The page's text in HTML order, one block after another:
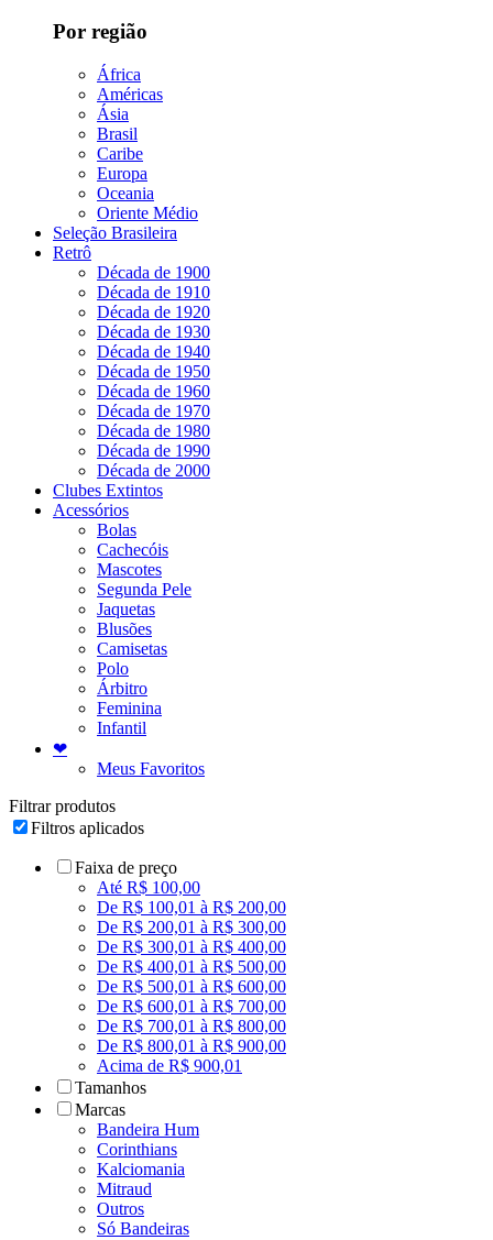
Por região
África
Américas
Ásia
Brasil
Caribe
Europa
Oceania
Oriente Médio
Seleção Brasileira
Retrô
Década de 1900
Década de 1910
Década de 1920
Década de 1930
Década de 1940
Década de 1950
Década de 1960
Década de 1970
Década de 1980
Década de 1990
Década de 2000
Clubes Extintos
Acessórios
Bolas
Cachecóis
Mascotes
Segunda Pele
Jaquetas
Blusões
Camisetas
Polo
Árbitro
Feminina
Infantil
❤
Meus Favoritos
Filtrar produtos
Filtros aplicados
Faixa de preço
Até R$ 100,00
De R$ 100,01 à R$ 200,00
De R$ 200,01 à R$ 300,00
De R$ 300,01 à R$ 400,00
De R$ 400,01 à R$ 500,00
De R$ 500,01 à R$ 600,00
De R$ 600,01 à R$ 700,00
De R$ 700,01 à R$ 800,00
De R$ 800,01 à R$ 900,00
Acima de R$ 900,01
Tamanhos
Marcas
Bandeira Hum
Corinthians
Kalciomania
Mitraud
Outros
Só Bandeiras